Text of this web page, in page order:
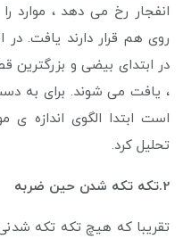
انفجار رخ می دهد ، موارد
روی هم قرار دارند یافت.
در ابتدای بیضی و بزرگترین
، یافت می شوند. برای به
است ابتدا الگوی اندازه ی
تحلیل کرد.
2.تکه تکه شدن حین ضربه
تقریبا که هیچ تکه تکه